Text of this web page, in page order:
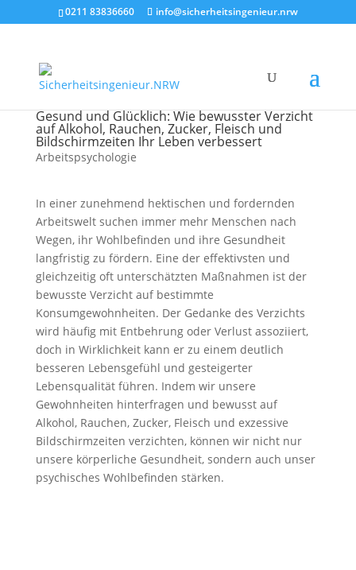
0211 83836660 info@sicherheitsingenieur.nrw
Gesund und Glücklich: Wie bewusster Verzicht
auf Alkohol, Rauchen, Zucker, Fleisch und
Bildschirmzeiten Ihr Leben verbessert
Arbeitspsychologie
In einer zunehmend hektischen und fordernden
Arbeitswelt suchen immer mehr Menschen nach
Wegen, ihr Wohlbefinden und ihre Gesundheit
langfristig zu fördern. Eine der effektivsten und
gleichzeitig oft unterschätzten Maßnahmen ist der
bewusste Verzicht auf bestimmte
Konsumgewohnheiten. Der Gedanke des Verzichts
wird häufig mit Entbehrung oder Verlust assoziiert,
doch in Wirklichkeit kann er zu einem deutlich
besseren Lebensgefühl und gesteigerter
Lebensqualität führen. Indem wir unsere
Gewohnheiten hinterfragen und bewusst auf
Alkohol, Rauchen, Zucker, Fleisch und exzessive
Bildschirmzeiten verzichten, können wir nicht nur
unsere körperliche Gesundheit, sondern auch unser
psychisches Wohlbefinden stärken.